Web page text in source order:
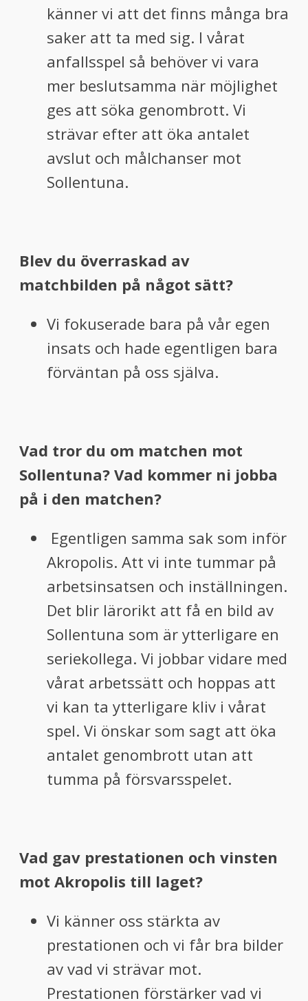
känner vi att det finns många bra
saker att ta med sig. I vårat
anfallsspel så behöver vi vara
mer beslutsamma när möjlighet
ges att söka genombrott. Vi
strävar efter att öka antalet
avslut och målchanser mot
Sollentuna.
Blev du överraskad av
matchbilden på något sätt?
Vi fokuserade bara på vår egen
insats och hade egentligen bara
förväntan på oss själva.
Vad tror du om matchen mot
Sollentuna? Vad kommer ni jobba
på i den matchen?
Egentligen samma sak som inför
Akropolis. Att vi inte tummar på
arbetsinsatsen och inställningen.
Det blir lärorikt att få en bild av
Sollentuna som är ytterligare en
seriekollega. Vi jobbar vidare med
vårat arbetssätt och hoppas att
vi kan ta ytterligare kliv i vårat
spel. Vi önskar som sagt att öka
antalet genombrott utan att
tumma på försvarsspelet.
Vad gav prestationen och vinsten
mot Akropolis till laget?
Vi känner oss stärkta av
prestationen och vi får bra bilder
av vad vi strävar mot.
Prestationen förstärker vad vi